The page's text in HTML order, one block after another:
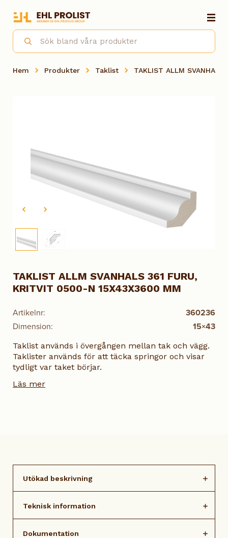
Hem Produkter Taklist TAKLIST ALLM
Artikelnr:
360236
Dimension:
15×43
TAKLIST ALLM SVANHALS 361 FURU,
KRITVIT 0500-N 15X43X3600 MM
Taklist används i övergången mellan tak och vägg.
Taklister används för att täcka springor och visar
tydligt var taket börjar.
Läs mer
Utökad beskrivning
Teknisk information
Dokumentation